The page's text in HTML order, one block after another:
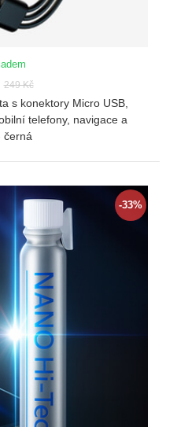
249 Kč
s konektory Micro USB,
telefony, navigace a
černá
-33%